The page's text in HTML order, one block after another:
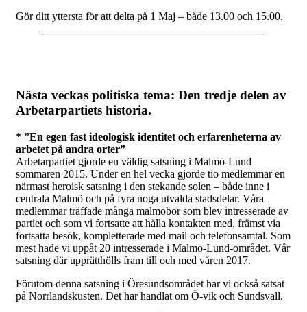
Gör ditt yttersta för att delta på 1 Maj – både 13.00 och 15.00.
Nästa veckas politiska tema: Den tredje delen av
Arbetarpartiets historia.
* ”En egen fast ideologisk identitet och erfarenheterna av
arbetet på andra orter”
Arbetarpartiet gjorde en väldig satsning i Malmö-Lund
sommaren 2015. Under en hel vecka gjorde tio medlemmar en
närmast heroisk satsning i den stekande solen – både inne i
centrala Malmö och på fyra noga utvalda stadsdelar. Våra
medlemmar träffade många malmöbor som blev intresserade av
partiet och som vi fortsatte att hålla kontakten med, främst via
fortsatta besök, kompletterade med mail och telefonsamtal. Som
mest hade vi uppåt 20 intresserade i Malmö-Lund-området. Vår
satsning där upprätthölls fram till och med våren 2017.
Förutom denna satsning i Öresundsområdet har vi också satsat
på Norrlandskusten. Det har handlat om Ö-vik och Sundsvall.